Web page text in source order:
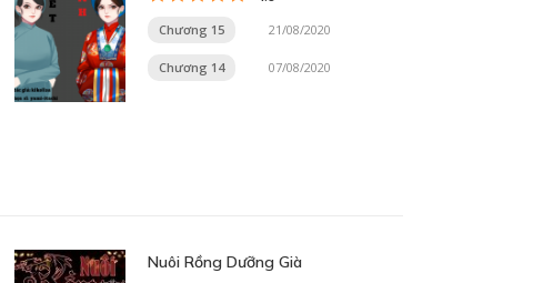
Chương 15 21/08/2020
Chương 14 07/08/2020
Nuôi Rồng Dưỡng Già